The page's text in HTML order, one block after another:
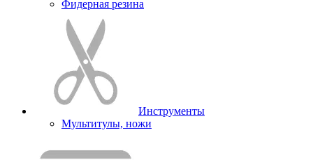
Фидерная резина
Инструменты
Мультитулы, ножи